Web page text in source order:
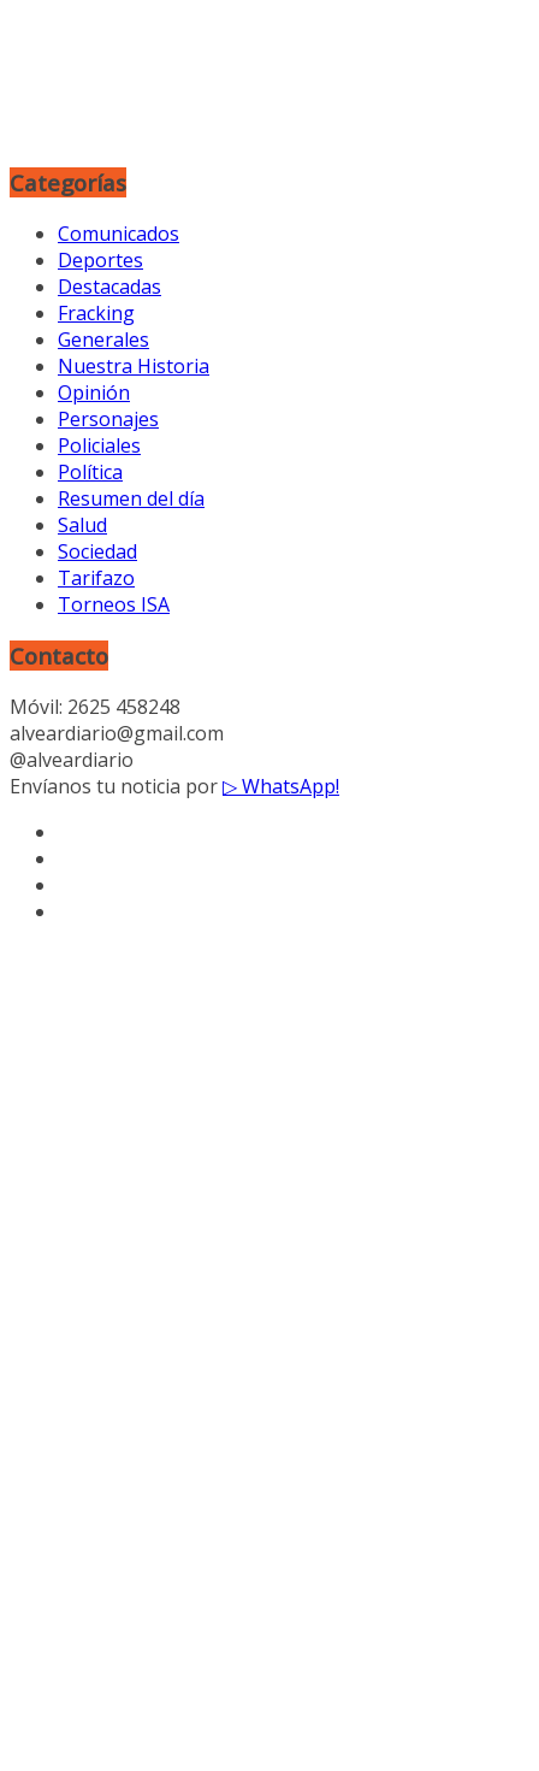
Categorías
Comunicados
Deportes
Destacadas
Fracking
Generales
Nuestra Historia
Opinión
Personajes
Policiales
Política
Resumen del día
Salud
Sociedad
Tarifazo
Torneos ISA
Contacto
Móvil: 2625 458248
alveardiario@gmail.com
@alveardiario
Envíanos tu noticia por▷ WhatsApp!